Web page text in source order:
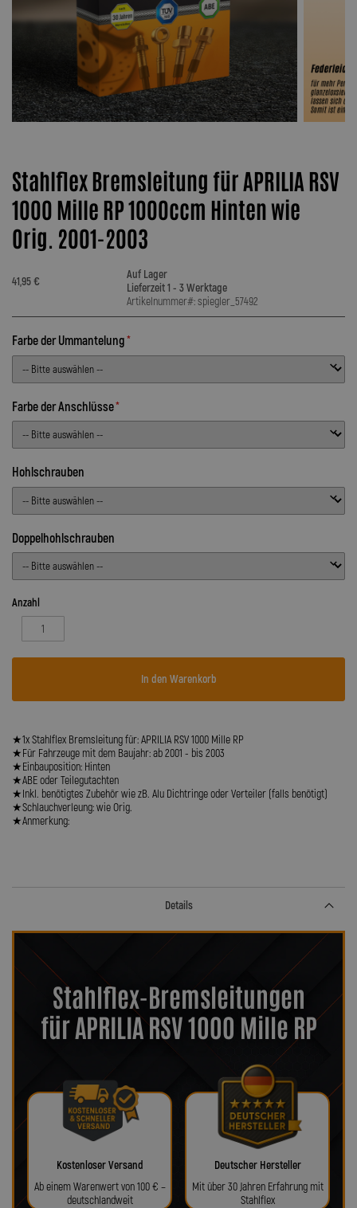
Stahlflex Bremsleitung für APRILIA RSV
1000 Mille RP 1000ccm Hinten wie
Orig. 2001-2003
41,95 €
Auf Lager
Lieferzeit 1 - 3 Werktage
Artikelnummer#: spiegler_57492
Farbe der Ummantelung
Farbe der Anschlüsse
Hohlschrauben
Doppelhohlschrauben
Anzahl
In den Warenkorb
★1x Stahlflex Bremsleitung für: APRILIA RSV 1000 Mille RP
★Für Fahrzeuge mit dem Baujahr: ab 2001 - bis 2003
★Einbauposition: Hinten
★ABE oder Teilegutachten
★Inkl. benötigtes Zubehör wie zB. Alu Dichtringe oder Verteiler (falls benötigt)
★Schlauchverleung: wie Orig.
★Anmerkung:
Details
Stahlflex-Bremsleitungen
für APRILIA RSV 1000 Mille RP
Kostenloser Versand
Ab einem Warenwert von 100 € –
deutschlandweit
Deutscher Hersteller
Mit über 30 Jahren Erfahrung mit
Stahlflex